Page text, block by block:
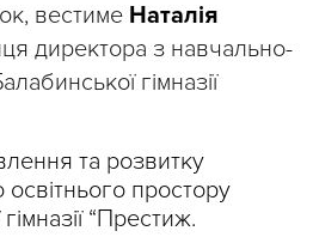
вестиме Наталія
директора з навчально-
гімназії
та розвитку
простору
“Престиж.